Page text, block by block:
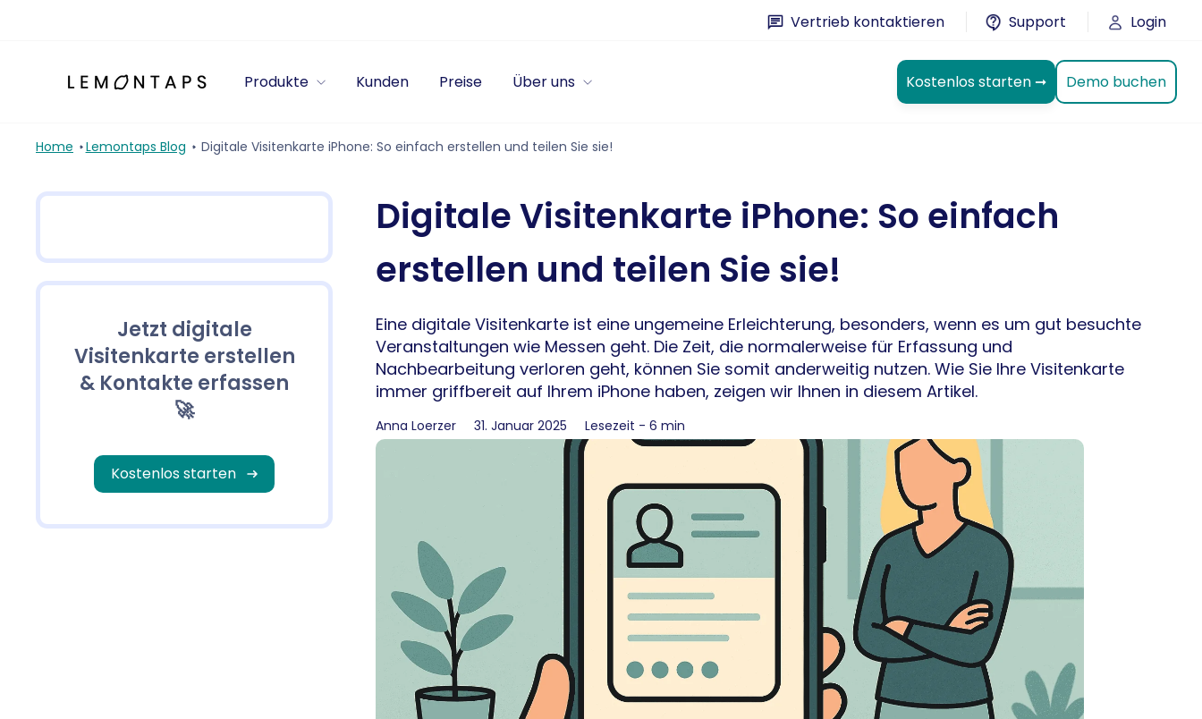
Vertrieb kontaktieren Support Login
Produkte Kunden Preise Über uns Kostenlos starten ➞ Demo buchen
Home Lemontaps Blog Digitale Visitenkarte iPhone: So einfach erstellen und teilen Sie sie!
Jetzt digitale
Visitenkarte erstellen
& Kontakte erfassen
🚀
Kostenlos starten
Digitale Visitenkarte iPhone: So einfach
erstellen und teilen Sie sie!
Eine digitale Visitenkarte ist eine ungemeine Erleichterung, besonders, wenn es um gut besuchte
Veranstaltungen wie Messen geht. Die Zeit, die normalerweise für Erfassung und
Nachbearbeitung verloren geht, können Sie somit anderweitig nutzen. Wie Sie Ihre Visitenkarte
immer griffbereit auf Ihrem iPhone haben, zeigen wir Ihnen in diesem Artikel.
Anna Loerzer 31. Januar 2025 Lesezeit - 6 min